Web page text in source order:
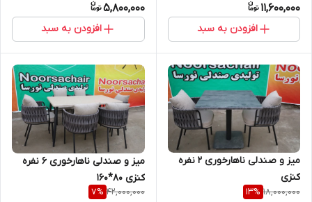
11,600,000
افزودن به سبد
5,800,000
افزودن به سبد
میز و صندلی ناهارخوری 2 نفره
کنزی
18,000,000
13%
میز و صندلی ناهارخوری 6 نفره
کنزی 80*160
42,000,000
7%